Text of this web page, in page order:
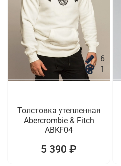
6
1
Толстовка утепленная
Abercrombie & Fitch
ABKF04
5 390 ₽